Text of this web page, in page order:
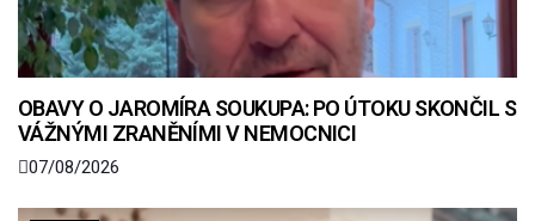
OBAVY O JAROMÍRA SOUKUPA: PO ÚTOKU SKONČIL S
VÁŽNÝMI ZRANĚNÍMI V NEMOCNICI
07/08/2026